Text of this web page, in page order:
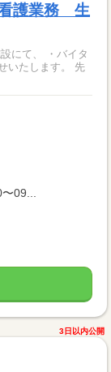
看護業務 生
たします。 先
09...
3日以内公開